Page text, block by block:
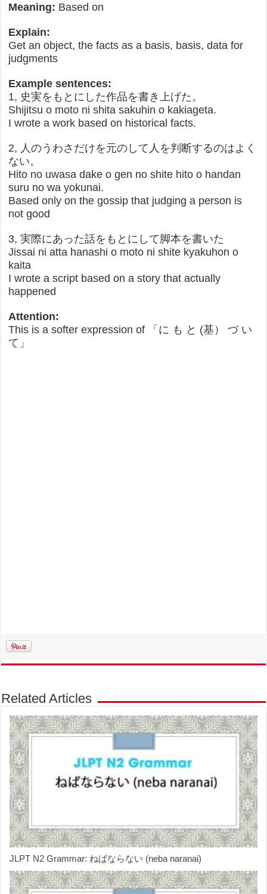
Meaning: Based on
Explain:
Get an object, the facts as a basis, basis, data for
judgments
Example sentences:
1, 史実をもとにした作品を書き上げた。
Shijitsu o moto ni shita sakuhin o kakiageta.
I wrote a work based on historical facts.
2, 人のうわさだけを元のして人を判断するのはよく
ない。
Hito no uwasa dake o gen no shite hito o handan
suru no wa yokunai.
Based only on the gossip that judging a person is
not good
3, 実際にあった話をもとにして脚本を書いた
Jissai ni atta hanashi o moto ni shite kyakuhon o
kaita
I wrote a script based on a story that actually
happened
Attention:
This is a softer expression of 「に も と (基） づ い
て」
Related Articles
JLPT N2 Grammar: ねばならない (neba naranai)